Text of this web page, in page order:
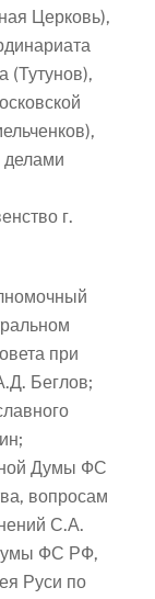
Церковь),
(Тутунов),
делами
г.
при
Беглов;
Думы ФС
вопросам
С.А.
ФС РФ,
Руси по